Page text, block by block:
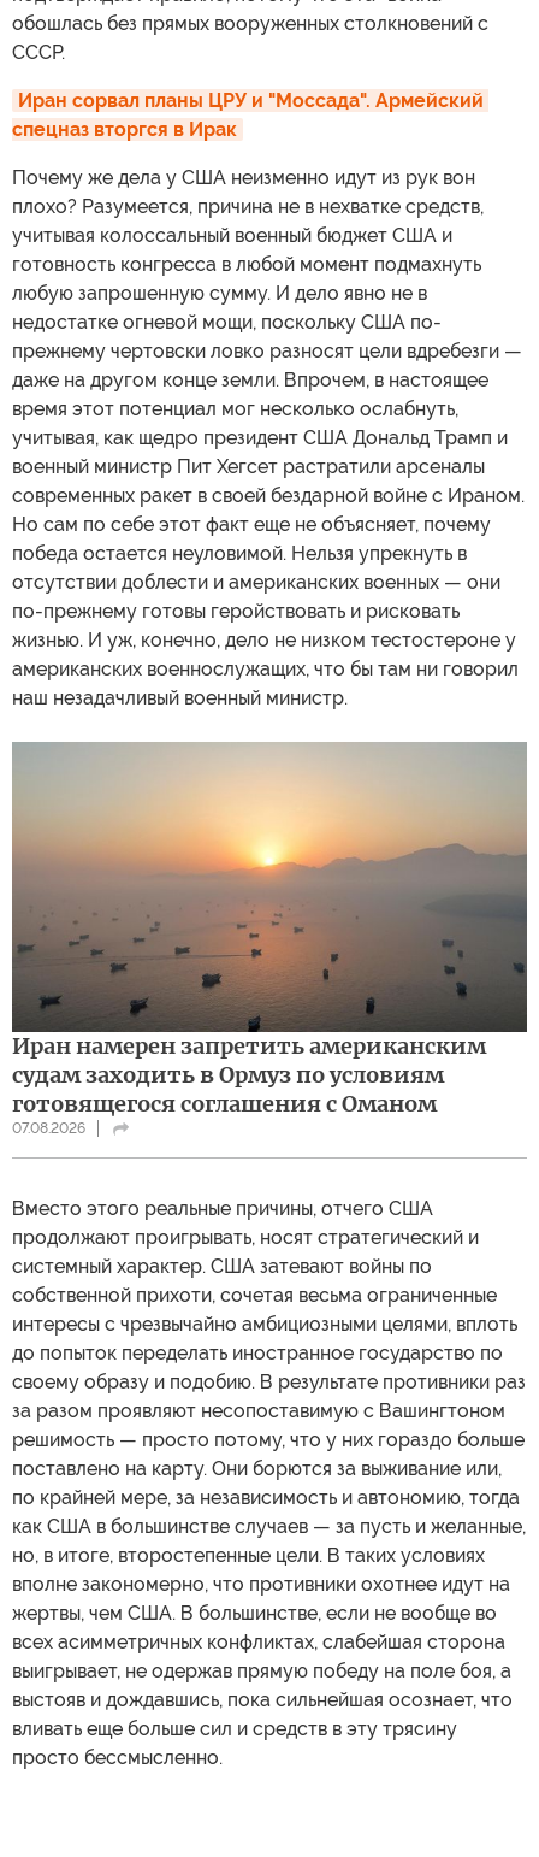
обошлась без прямых вооруженных столкновений с
СССР.
Иран сорвал планы ЦРУ и "Моссада". Армейский
спецназ вторгся в Ирак
Почему же дела у США неизменно идут из рук вон
плохо? Разумеется, причина не в нехватке средств,
учитывая колоссальный военный бюджет США и
готовность конгресса в любой момент подмахнуть
любую запрошенную сумму. И дело явно не в
недостатке огневой мощи, поскольку США по-
прежнему чертовски ловко разносят цели вдребезги —
даже на другом конце земли. Впрочем, в настоящее
время этот потенциал мог несколько ослабнуть,
учитывая, как щедро президент США Дональд Трамп и
военный министр Пит Хегсет растратили арсеналы
современных ракет в своей бездарной войне с Ираном.
Но сам по себе этот факт еще не объясняет, почему
победа остается неуловимой. Нельзя упрекнуть в
отсутствии доблести и американских военных — они
по-прежнему готовы геройствовать и рисковать
жизнью. И уж, конечно, дело не низком тестостероне у
американских военнослужащих, что бы там ни говорил
наш незадачливый военный министр.
Иран намерен запретить американским
судам заходить в Ормуз по условиям
готовящегося соглашения с Оманом
07.08.2026
Вместо этого реальные причины, отчего США
продолжают проигрывать, носят стратегический и
системный характер. США затевают войны по
собственной прихоти, сочетая весьма ограниченные
интересы с чрезвычайно амбициозными целями, вплоть
до попыток переделать иностранное государство по
своему образу и подобию. В результате противники раз
за разом проявляют несопоставимую с Вашингтоном
решимость — просто потому, что у них гораздо больше
поставлено на карту. Они борются за выживание или,
по крайней мере, за независимость и автономию, тогда
как США в большинстве случаев — за пусть и желанные,
но, в итоге, второстепенные цели. В таких условиях
вполне закономерно, что противники охотнее идут на
жертвы, чем США. В большинстве, если не вообще во
всех асимметричных конфликтах, слабейшая сторона
выигрывает, не одержав прямую победу на поле боя, а
выстояв и дождавшись, пока сильнейшая осознает, что
вливать еще больше сил и средств в эту трясину
просто бессмысленно.